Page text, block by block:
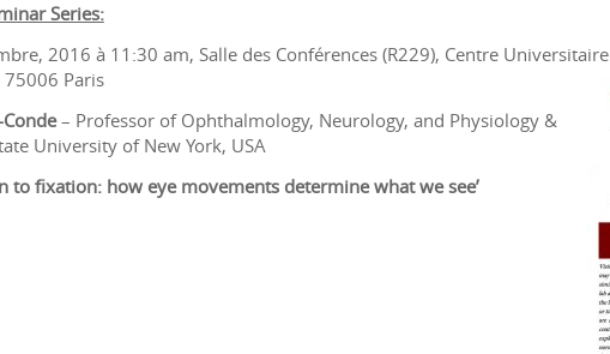
Series:
2016 à 11:30 am, Salle des Conférences (R229), Centre
75006 Paris
– Professor of Ophthalmology, Neurology, and Physiology &
University of New York, USA
to fixation: how eye movements determine what we see’